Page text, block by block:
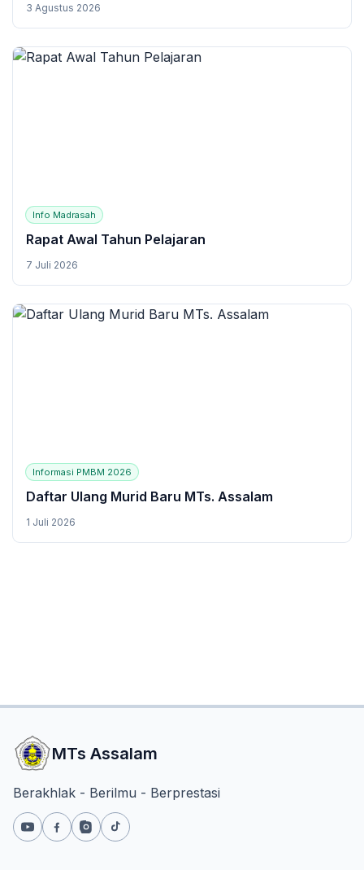
3 Agustus 2026
Info Madrasah
Rapat Awal Tahun Pelajaran
7 Juli 2026
Informasi PMBM 2026
Daftar Ulang Murid Baru MTs. Assalam
1 Juli 2026
MTs Assalam
Berakhlak - Berilmu - Berprestasi